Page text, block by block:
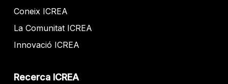
Coneix ICREA
La Comunitat ICREA
Innovació ICREA
Recerca ICREA